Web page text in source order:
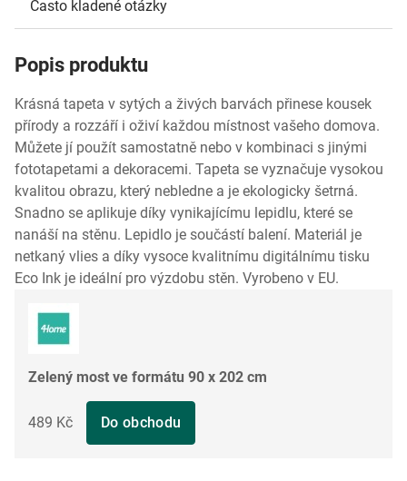
Často kladené otázky
Popis produktu
Krásná tapeta v sytých a živých barvách přinese kousek
přírody a rozzáří i oživí každou místnost vašeho domova.
Můžete jí použít samostatně nebo v kombinaci s jinými
fototapetami a dekoracemi. Tapeta se vyznačuje vysokou
kvalitou obrazu, který nebledne a je ekologicky šetrná.
Snadno se aplikuje díky vynikajícímu lepidlu, které se
nanáší na stěnu. Lepidlo je součástí balení. Materiál je
netkaný vlies a díky vysoce kvalitnímu digitálnímu tisku
Eco Ink je ideální pro výzdobu stěn. Vyrobeno v EU.
Zelený most ve formátu 90 x 202 cm
489 Kč Do obchodu